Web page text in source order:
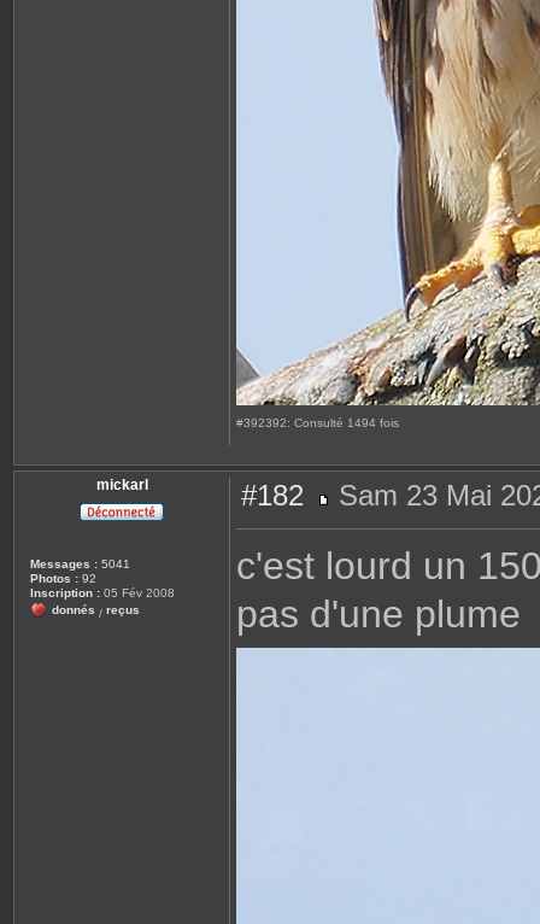
#392392: Consulté 1494 fois
mickarl
Messages : 5041
Photos : 92
Inscription : 05 Fév 2008
donnés / reçus
#182
e
s
a
e
Sam 23 Mai
c'est lourd un
pas d'une plume